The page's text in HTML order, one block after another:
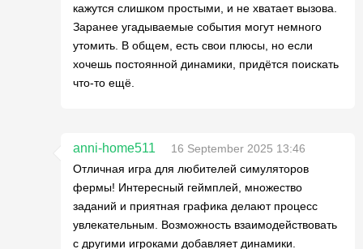
кажутся слишком простыми, и не хватает вызова.
Заранее угадываемые события могут немного
утомить. В общем, есть свои плюсы, но если
хочешь постоянной динамики, придётся поискать
что-то ещё.
anni-home511
16 September 2025 13:46
Отличная игра для любителей симуляторов
фермы! Интересный геймплей, множество
заданий и приятная графика делают процесс
увлекательным. Возможность взаимодействовать
с другими игроками добавляет динамики.